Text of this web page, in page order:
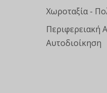
Χωροταξία -
Περιφερειακή
Αυτοδιοίκηση